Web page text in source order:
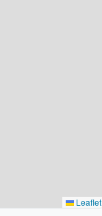
Leaflet